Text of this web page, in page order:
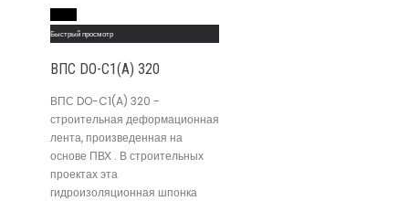
Быстрый просмотр
ВПС DO-C1(A) 320
ВПС DO-C1(A) 320 -
строительная деформационная
лента, произведенная на
основе ПВХ . В строительных
проектах эта
гидроизоляционная шпонка